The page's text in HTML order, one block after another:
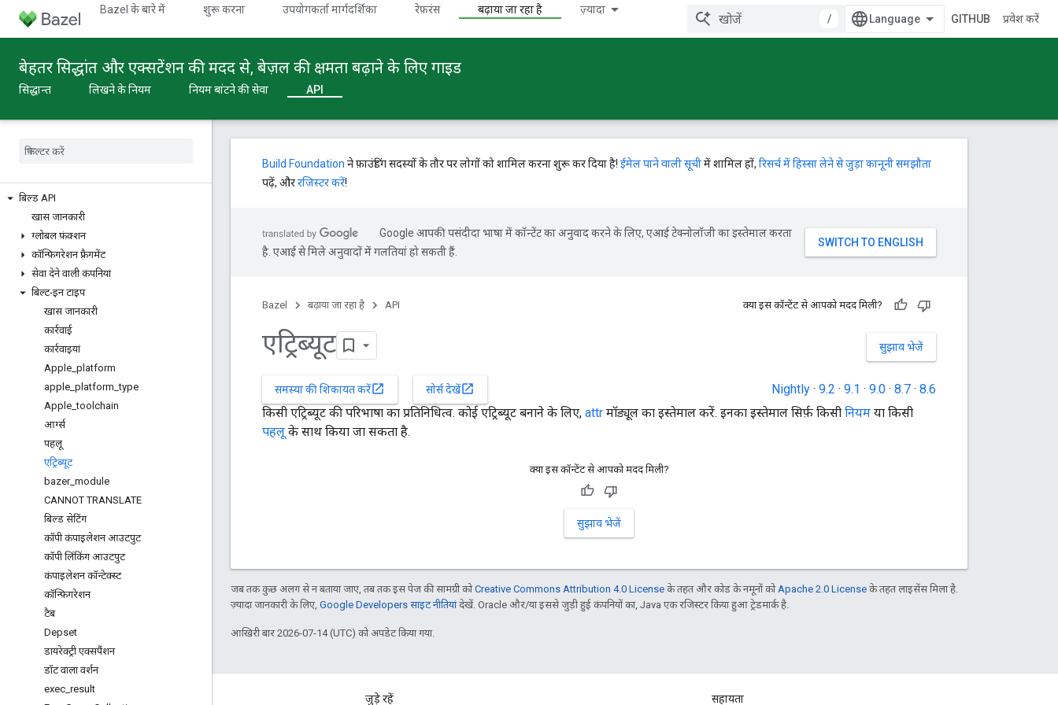
Bazel के बारे में शुरू करना उपयोगकर्ता मार्गदर्शिका रेफ़रंस बढ़ाया जा रहा है ज़्यादा
/ GITHUB प्रवेश करें
बेहतर सिद्धांत और एक्सटेंशन की मदद से, बेज़ल की क्षमता बढ़ाने के लिए गाइड
सिद्धान्त लिखने के नियम नियम बांटने की सेवा API
बिल्ड API
खास जानकारी
ग्लोबल फ़ंक्शन
कॉन्फ़िगरेशन फ़्रैगमेंट
सेवा देने वाली कंपनियां
बिल्ट-इन टाइप
खास जानकारी
कार्रवाई
कार्रवाइयां
Apple platform
apple platform _type
Apple _toolchain
आर्ग्स
पहलू
एट्रिब्यूट
bazer_ module
CANNOT TRANSLATE
बिल्ड सेटिंग
कॉपी कंपाइलेशन आउटपुट
कॉपी लिंकिंग आउटपुट
कंपाइलेशन कॉन्टेक्स्ट
कॉन्फ़िगरेशन
टैब
Depset
डायरेक्ट्री एक्सपैंशन
डॉट वाला वर्शन
exec result
Build Foundation ने फ़ाउंडिंग सदस्यों के तौर पर लोगों को शामिल करना शुरू कर दिया है! ईमेल पाने वाली सूचीमें शामिल हों, रिसर्च में हिस्सा लेने से जुड़ा कानूनी समझौता
पढ़ें, औररजिस्टर करें!
Google आपकी पसंदीदा भाषा में कॉन्टेंट का अनुवाद करने के लिए, एआई टेक्नोलॉजी का इस्तेमाल करता
है. एआई से मिले अनुवादों में गलतियां हो सकती हैं.
Bazel बढ़ाया जा रहा है API क्या इस कॉन्टेंट से आपको मदद मिली?
सुझाव भेजें
एट्रिब्यूट
समस्या की शिकायत करेंopen_in_new सोर्स देखेंopen_in_new Nightly · 9.2 · 9.1 · 9.0 · 8.7 · 8.6
किसी एट्रिब्यूट की परिभाषा का प्रतिनिधित्व. कोई एट्रिब्यूट बनाने के लिए, attr मॉड्यूल का इस्तेमाल करें. इनका इस्तेमाल सिर्फ़ किसी नियम या किसी
पहलू के साथ किया जा सकता है.
क्या इस कॉन्टेंट से आपको मदद मिली?
सुझाव भेजें
जब तक कुछ अलग से न बताया जाए, तब तक इस पेज की सामग्री कोCreative Commons Attribution 4.0 License के तहत और कोड के नमूनों कोApache 2.0 License के तहत लाइसेंस मिला है.
ज़्यादा जानकारी के लिए, Google Developers साइट नीतियांदेखें. Oracle और/या इससे जुड़ी हुई कंपनियों का, Java एक रजिस्टर किया हुआ ट्रेडमार्क है.
आखिरी बार 2026-07-14 (UTC) को अपडेट किया गया.
जुड़े रहें सहायता